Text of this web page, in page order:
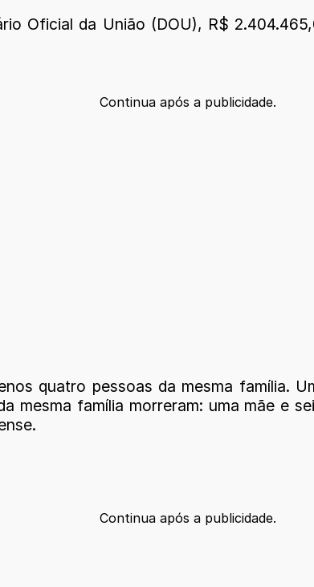
Oficial da União (DOU), R$
Continua após a publicidade.
quatro pessoas da mesma família.
mesma família morreram: uma mãe e
Continua após a publicidade.